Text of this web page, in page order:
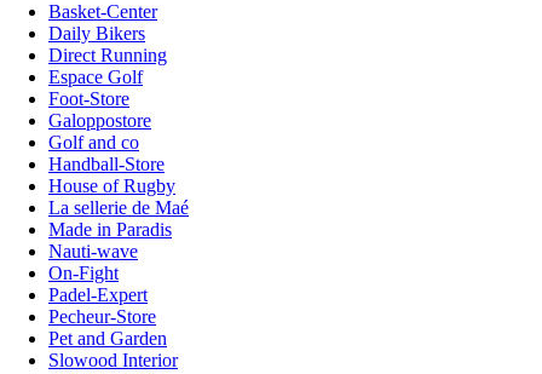
Basket-Center
Daily Bikers
Direct Running
Espace Golf
Foot-Store
Galoppostore
Golf and co
Handball-Store
House of Rugby
La sellerie de Maé
Made in Paradis
Nauti-wave
On-Fight
Padel-Expert
Pecheur-Store
Pet and Garden
Slowood Interior